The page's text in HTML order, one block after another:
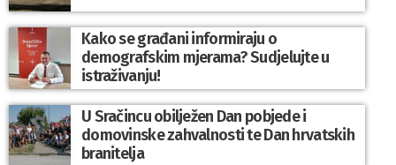
Kako se građani informiraju o
demografskim mjerama? Sudjelujte u
istraživanju!
U Sračincu obilježen Dan pobjede i
domovinske zahvalnosti te Dan hrvatskih
branitelja